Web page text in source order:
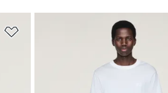
Pridať do zoznamu želaných